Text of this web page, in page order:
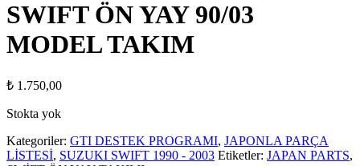
SWIFT ÖN YAY 90/03
MODEL TAKIM
₺ 1.750,00
Stokta yok
Kategoriler: GTI DESTEK PROGRAMI, JAPONLA PARÇA
LİSTESİ, SUZUKI SWIFT 1990 - 2003 Etiketler: JAPAN PARTS,